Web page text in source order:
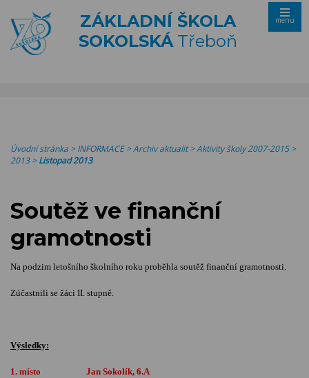
ZÁKLADNÍ ŠKOLA
SOKOLSKÁTřeboň
menu
Úvodní stránka >INFORMACE>Archiv aktualit>Aktivity školy 2007-2015>
2013>Listopad 2013
Soutěž ve finanční
gramotnosti
Na podzim letošního školního roku proběhla soutěž finanční gramotnosti.
Zúčastnili se žáci II. stupně.
Výsledky:
1. místo Jan Sokolík, 6.A